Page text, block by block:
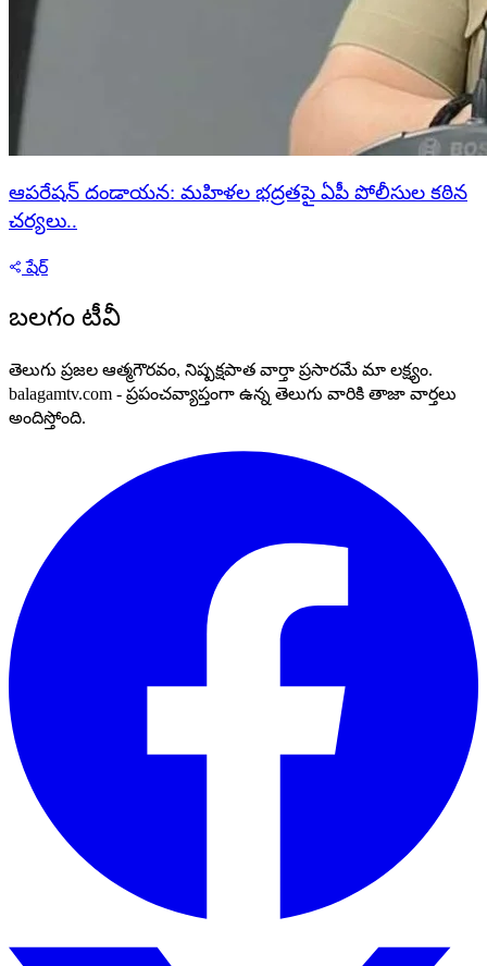
ఆపరేషన్ దండాయన: మహిళల భద్రతపై ఏపీ పోలీసుల కఠిన
చర్యలు..
షేర్
బలగం టీవీ
తెలుగు ప్రజల ఆత్మగౌరవం, నిష్పక్షపాత వార్తా ప్రసారమే మా లక్ష్యం.
balagamtv.com - ప్రపంచవ్యాప్తంగా ఉన్న తెలుగు వారికి తాజా వార్తలు
అందిస్తోంది.